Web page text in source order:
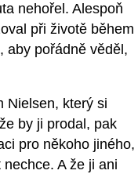
nehořel. Alespoň
při životě během
aby pořádně věděl,
Nielsen, který si
by ji prodal, pak
pro někoho jiného,
A že ji ani